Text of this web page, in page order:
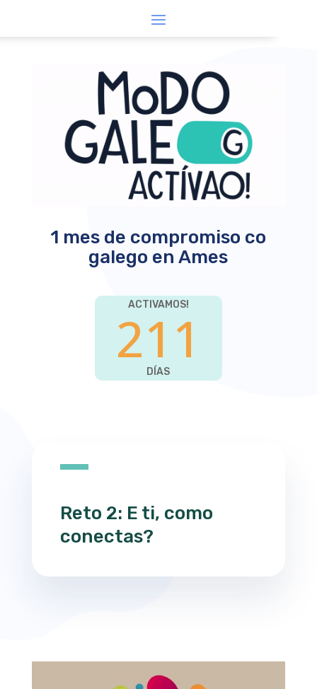
1 mes de compromiso co
galego en Ames
ACTIVAMOS!
211
DÍAS
Reto 2: E ti, como
conectas?